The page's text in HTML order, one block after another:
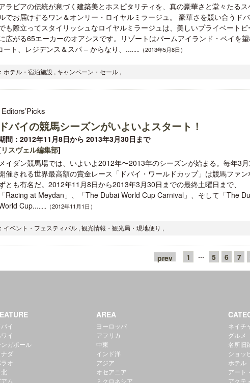
ラビアの伝統が息づく建築美とホスピタリティを、真の豪華さと堂々たるス
ルでお届けするワン＆オンリー・ロイヤルミラージュ。 豪華さを競い合うド
も際立ってスタイリッシュなロイヤルミラージュは、美しいプライベートビ
広がる65エーカーのオアシスです。リゾートはパームアイランド・ベイを
ト、レジデンス＆スパ – からなり、........（2013年5月8日）
テル・宿泊施設 , キャンペーン・セール ,
Editors’Picks
ドバイの競馬シーズンがいよいよスタート！
間：2012年11月8日から 2013年3月30日まで
リスヴェル編集部]
メイダン競馬場では、いよいよ2012年〜2013年のシーズンが始まる。毎年3月
催される世界最高額の賞金レース「ドバイ・ワールドカップ」は競馬ファン
とも有名だ。2012年11月8日から2013年3月30日までの最終土曜日まで、
「Racing at Meydan」、「The Dubai World Cup Carnival」、そして「The
Cup........（2012年11月1日）
ベント・フェスティバル , 観光情報・観光局・現地便り ,
prev 1 ··· 5 6 7
バイ
イ
ンガポール
ナダ
オ
アム
AREA
ヨーロッパ
アフリカ
中東
インド洋
アジア
オセアニア
ミクロネシア
ネイチ
グルメ
名所旧
ショッ
ホテル
アート
アクテ